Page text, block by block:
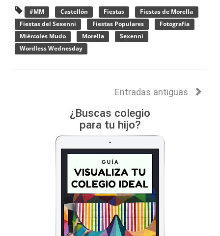
#MM Castellón Fiestas
Fiestas de Morella
Fiestas del Sexenni
Fiestas Populares
Fotografía
Miércoles Mudo
Morella
Sexenni
Wordless Wednesday
Entradas antiguas
¿Buscas colegio
para tu hijo?